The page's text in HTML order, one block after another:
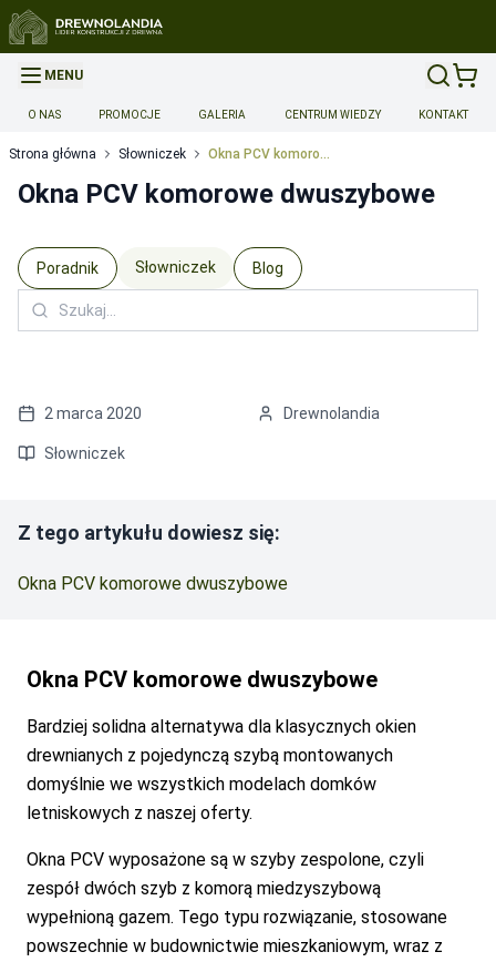
MENU
O NAS PROMOCJE GALERIA CENTRUM WIEDZY KONTAKT
Strona główna Słowniczek Okna PCV komorowe dwuszybowe
Okna PCV komorowe dwuszybowe
Poradnik Słowniczek Blog
2 marca 2020 Drewnolandia
Słowniczek
Z tego artykułu dowiesz się:
Okna PCV komorowe dwuszybowe
Okna PCV komorowe dwuszybowe
Bardziej solidna alternatywa dla klasycznych okien
drewnianych z pojedynczą szybą montowanych
domyślnie we wszystkich modelach domków
letniskowych z naszej oferty.
Okna PCV wyposażone są w szyby zespolone, czyli
zespół dwóch szyb z komorą miedzyszybową
wypełnioną gazem. Tego typu rozwiązanie, stosowane
powszechnie w budownictwie mieszkaniowym, wraz z